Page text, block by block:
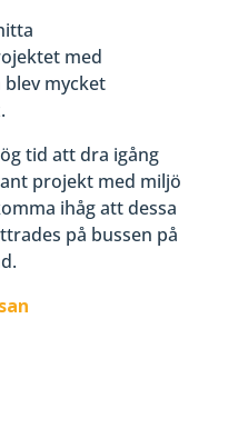
med
mycket
tid att dra igång
projekt med miljö
ihåg att dessa
på bussen på